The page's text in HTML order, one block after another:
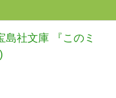
島社文庫 『このミ